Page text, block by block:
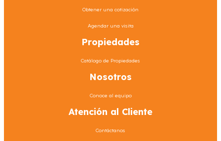
Obtener una cotización
Agendar una visita
Propiedades
Catálogo de Propiedades
Nosotros
Conoce al equipo
Atención al Cliente
Contáctanos